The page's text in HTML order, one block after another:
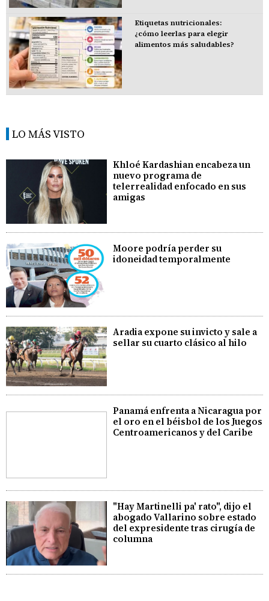
Etiquetas nutricionales:
¿cómo leerlas para elegir
alimentos más saludables?
LO MÁS VISTO
Khloé Kardashian encabeza un
nuevo programa de
telerrealidad enfocado en sus
amigas
Moore podría perder su
idoneidad temporalmente
Aradia expone su invicto y sale a
sellar su cuarto clásico al hilo
Panamá enfrenta a Nicaragua por
el oro en el béisbol de los Juegos
Centroamericanos y del Caribe
"Hay Martinelli pa' rato", dijo el
abogado Vallarino sobre estado
del expresidente tras cirugía de
columna